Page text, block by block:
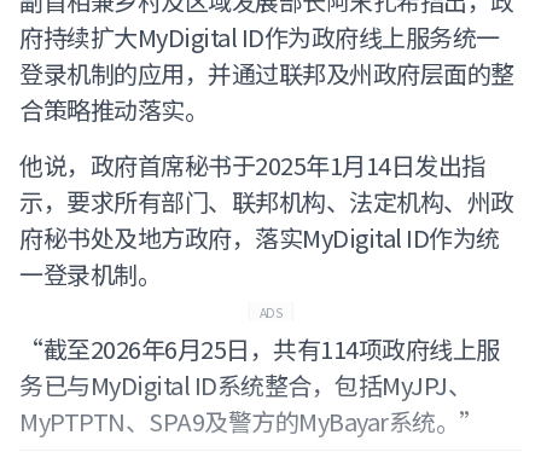
府持续扩大MyDigital ID作为政府线上服务统一
登录机制的应用，并通过联邦及州政府层面的整
合策略推动落实。
他说，政府首席秘书于2025年1月14日发出指
示，要求所有部门、联邦机构、法定机构、州政
府秘书处及地方政府，落实MyDigital ID作为统
一登录机制。
ADS
“截至2026年6月25日，共有114项政府线上服
务已与MyDigital ID系统整合，包括MyJPJ、
MyPTPTN、SPA9及警方的MyBayar系统。”